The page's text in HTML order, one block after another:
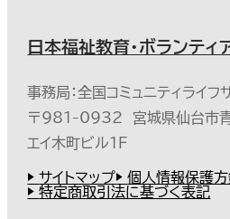
日本福祉教育・ボランティ
事務局：全国コミュニティライフ
〒981-0932 宮城県仙台市
エイ木町ビル1F
サイトマップ
個人情報保護
特定商取引法に基づく表記